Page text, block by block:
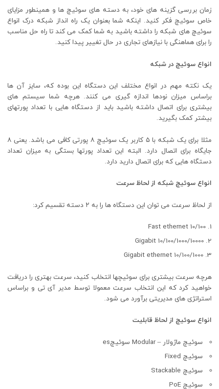
زمان بررسی گزینه های خود، به دسته های سوئیچ ها و همینطور مزایای
خاص سوئیچ فکر کنید. اینکه شما بعنوان یک راه انداز شبکه درک انواع
سوئیچ های شبکه را داشته باشید به شما کمک می کند تا راه حل مناسب
را برای هماهنگی با نیازهای تجاری در حال تغییر پیدا کنید.
انواع سوئیچ در شبکه
یک نکته مهم در انواع مختلف این دستگاه این بوده که، سایز آن ها
براساس میزان نودها اندازه گیری می کنند. هرچه شما سیستم های
بیشتری برای اتصال داشته باشید باید از دستگاه هایی با تعداد پورتهای
بیشتر کمک بگیرید.
مثلا برای یک شبکه با ۵ کاربر یک سوئیچ ۸ پورتی کافی می باشد. یعنی ۸
جایگاه برای اتصال دارد. البته این تعداد پورتها بستگی به میزان تعداد
دستگاه هایی که برای اتصال دارید دارد.
انواع سوئیچ شبکه از لحاظ سرعت
از لحاظ سرعت می توان این دستگاه ها را به ۲ دسته تقسیم کرد:
10/100 Fast ethernet
10/100/1000/10000 Gigabit
10/100/1000 Gigabit ethernet
هرچه سرعت بیشتری برای سوئیچها انتخاب کنید، سرعت بهتری را دریافت
خواهید کرد که این انتخاب سرعت معمولا توسط مدیر آی تی و براساس
استراتژی های مدیریتی برآورد می شود.
انواع سوئیچ از لحاظ قابلیت
سوئیچ ماژولار – Modular سوئیچes
سوئیچ Fixed
سوئیچ Stackable
سوئیچ PoE